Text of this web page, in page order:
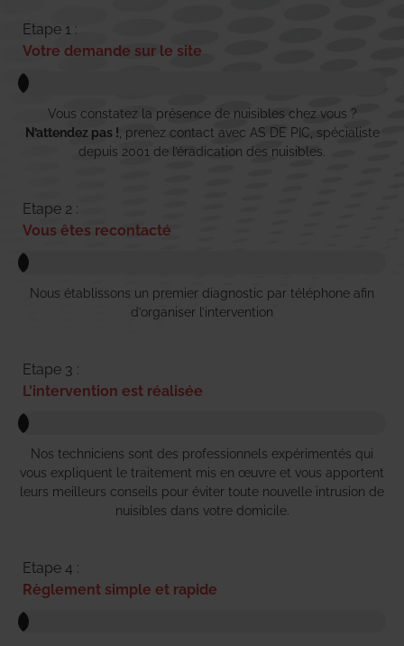
Etape 1 :
Votre demande sur le site
Vous constatez la présence de nuisibles chez vous ?
N’attendez pas ! , prenez contact avec AS DE PIC, spécialiste
depuis 2001 de l’éradication des nuisibles.
Etape 2 :
Vous êtes recontacté
Nous établissons un premier diagnostic par téléphone afin
d’organiser l’intervention
Etape 3 :
L'intervention est réalisée
Nos techniciens sont des professionnels expérimentés qui
vous expliquent le traitement mis en œuvre et vous apportent
leurs meilleurs conseils pour éviter toute nouvelle intrusion de
nuisibles dans votre domicile.
Etape 4 :
Règlement simple et rapide